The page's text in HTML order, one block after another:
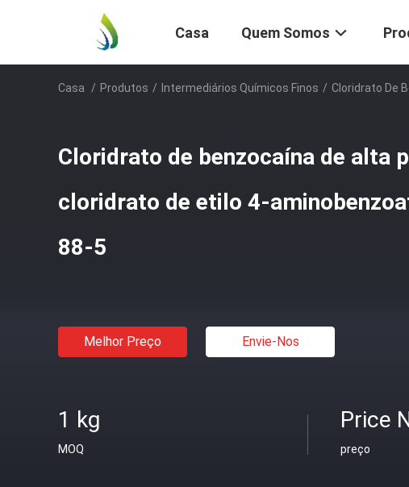
Casa Quem Somos
Casa / Produtos / Intermediários Químicos Finos / Cloridrato De
Cloridrato de benzocaína de alta
cloridrato de etilo 4-
88-5
Melhor Preço Envie-Nos
1 kg
MOQ
Price
preço